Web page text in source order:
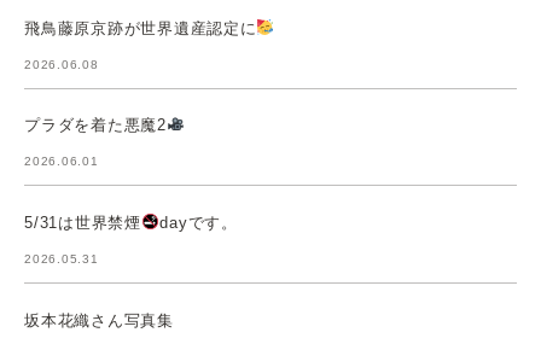
飛鳥藤原京跡が世界遺産認定に
2026.06.08
プラダを着た悪魔2
2026.06.01
5/31は世界禁煙 dayです。
2026.05.31
坂本花織さん写真集